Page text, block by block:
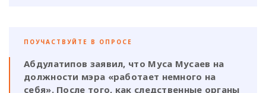
ПОУЧАСТВУЙТЕ В ОПРОСЕ
Абдулатипов заявил, что Муса Мусаев на
должности мэра «работает немного на
себя». После того, как следственные органы